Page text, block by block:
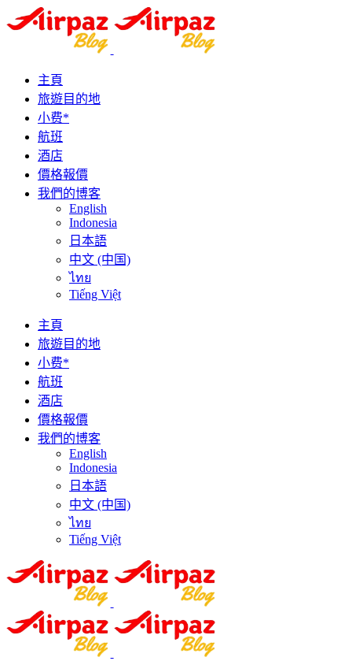
主頁
旅遊目的地
小费*
航班
酒店
價格報價
我們的博客
English
Indonesia
日本語
中文 (中国)
ไทย
Tiếng Việt
主頁
旅遊目的地
小费*
航班
酒店
價格報價
我們的博客
English
Indonesia
日本語
中文 (中国)
ไทย
Tiếng Việt